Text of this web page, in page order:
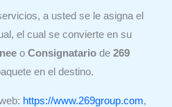
a usted se le asigna el
el cual se convierte en su
o Consignatario de 269
en el destino.
https://www.269group.com,